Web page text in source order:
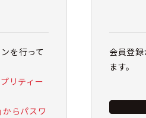
を行って
リティー
からパスワ
会員登
ます。